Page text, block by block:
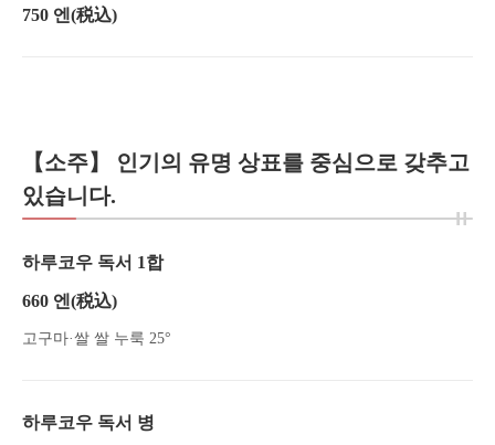
750 엔 (税込)
【소주】 인기의 유명 상표를 중심으로 갖추고
있습니다.
하루코우 독서 1합
660 엔 (税込)
고구마·쌀 쌀 누룩 25°
하루코우 독서 병
음료 | 味庵 木葉（AJIAN KOYO）